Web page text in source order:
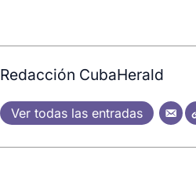
Redacción CubaHerald
Ver todas las entradas